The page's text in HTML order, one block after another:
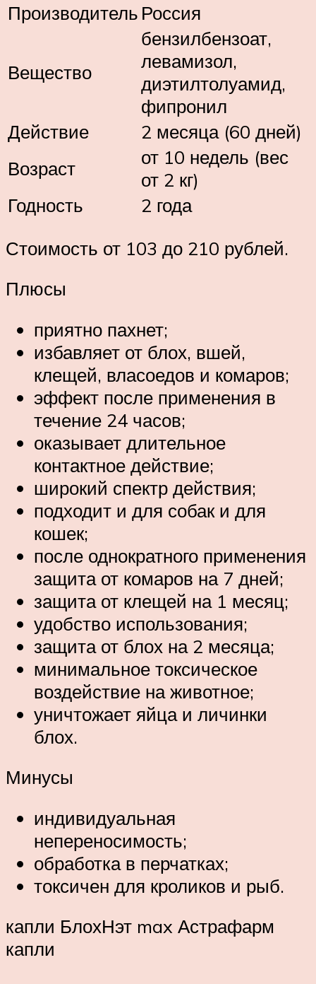
Производитель Россия
Вещество
бензилбензоат,
левамизол,
диэтилтолуамид,
фипронил
Действие
2 месяца (60 дней)
Возраст
от 10 недель (вес
от 2 кг)
Годность
2 года
Стоимость от 103 до 210 рублей.
Плюсы
приятно пахнет;
избавляет от блох, вшей,
клещей, власоедов и комаров;
эффект после применения в
течение 24 часов;
оказывает длительное
контактное действие;
широкий спектр действия;
подходит и для собак и для
кошек;
после однократного применения
защита от комаров на 7 дней;
защита от клещей на 1 месяц;
удобство использования;
защита от блох на 2 месяца;
минимальное токсическое
воздействие на животное;
уничтожает яйца и личинки
блох.
Минусы
индивидуальная
непереносимость;
обработка в перчатках;
токсичен для кроликов и рыб.
капли БлохНэт max Астрафарм
капли